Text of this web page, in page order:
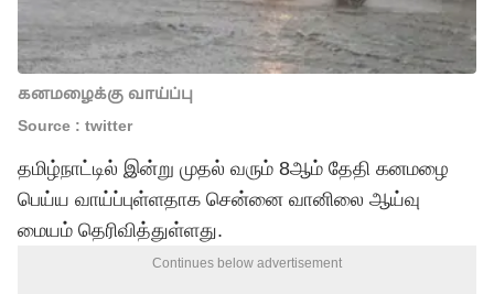
கனமழைக்கு வாய்ப்பு
Source : twitter
தமிழ்நாட்டில் இன்று முதல் வரும் 8ஆம் தேதி கனமழை
பெய்ய வாய்ப்புள்ளதாக சென்னை வானிலை ஆய்வு
மையம் தெரிவித்துள்ளது.
Continues below advertisement